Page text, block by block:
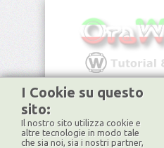
I Cookie su questo
sito:
Il nostro sito utilizza cookie e
altre tecnologie in modo tale
che sia noi, sia i nostri partner,